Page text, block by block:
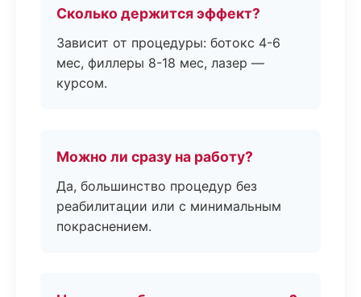
Сколько держится эффект?
Зависит от процедуры: ботокс 4-6
мес, филлеры 8-18 мес, лазер —
курсом.
Можно ли сразу на работу?
Да, большинство процедур без
реабилитации или с минимальным
покраснением.